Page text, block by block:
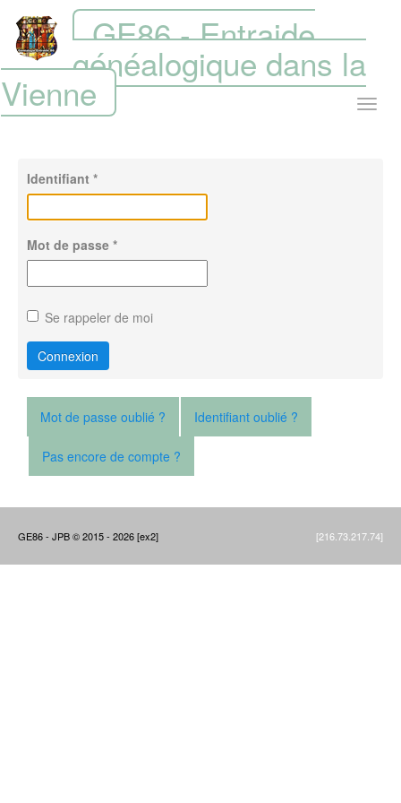
GE86 - Entraide
généalogique dans la
Vienne
Identifiant *
Mot de passe *
Se rappeler de moi
Connexion
Mot de passe oublié ? Identifiant oublié ?
Pas encore de compte ?
GE86 - JPB © 2015 - 2026 [ex2] [216.73.217.74]